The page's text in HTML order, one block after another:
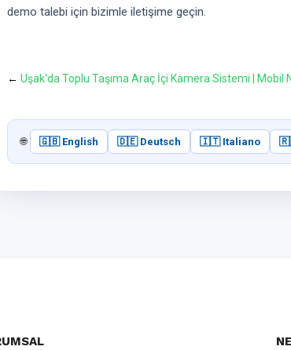
demo talebi için bizimle iletişime geçin.
← Uşak'da Toplu Taşıma Araç İçi Kamera Sistemi | Mobil
🌐 🇬🇧 English 🇩🇪 Deutsch 🇮🇹 Italiano